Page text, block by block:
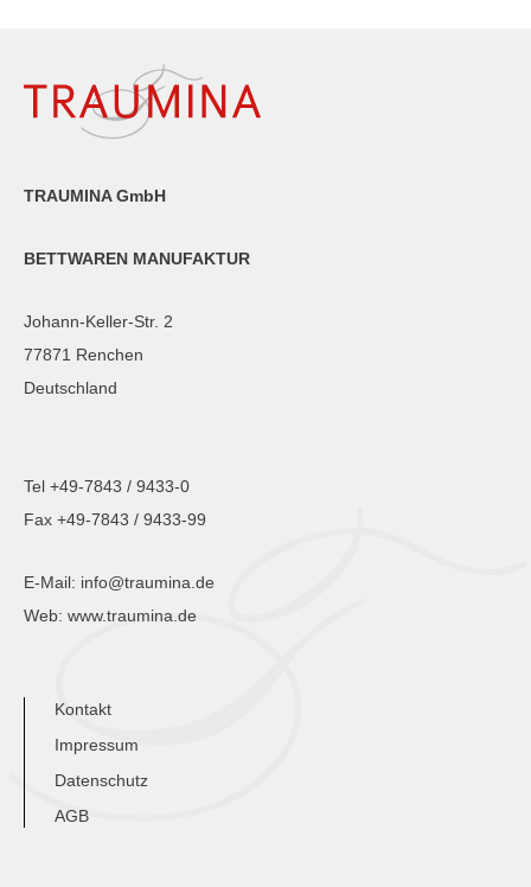
TRAUMINA GmbH
BETTWAREN MANUFAKTUR
Johann-Keller-Str. 2
77871 Renchen
Deutschland
Tel +49-7843 / 9433-0
Fax +49-7843 / 9433-99
E-Mail: info@traumina.de
Web: www.traumina.de
Kontakt
Impressum
Datenschutz
AGB